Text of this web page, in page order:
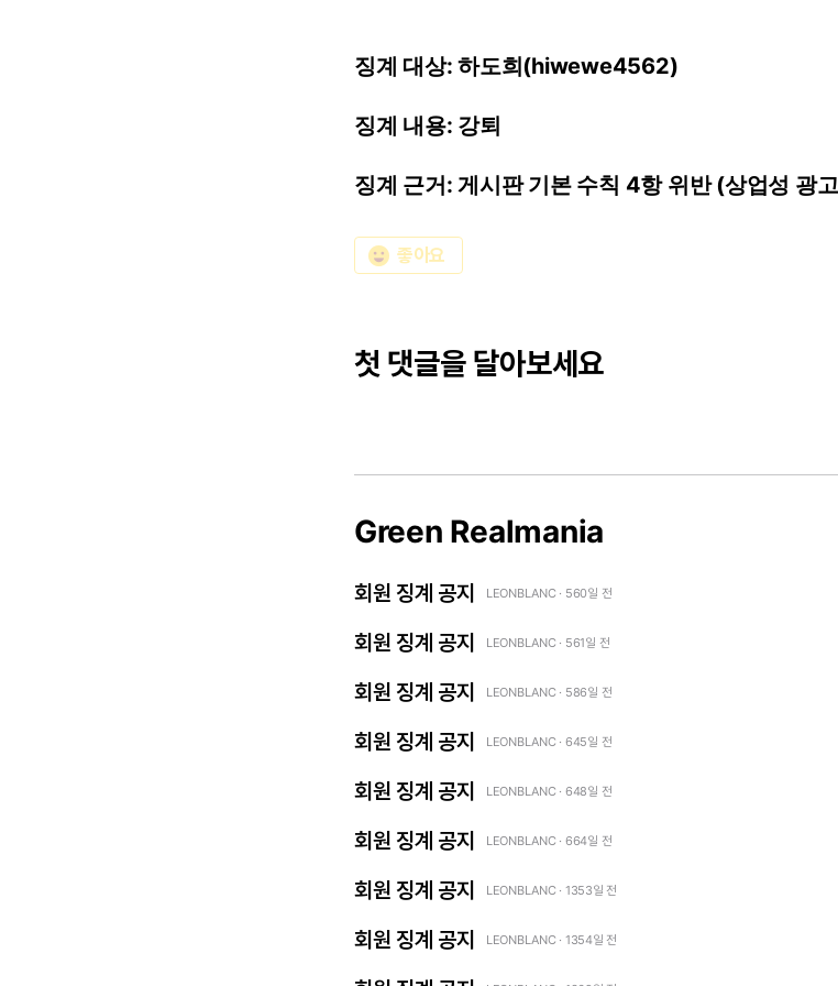
징계 대상: 하도희(hiwewe4562)
징계 내용: 강퇴
징계 근거: 게시판 기본 수칙 4항 위반 (상업성 광고
emoji_emotions 좋아요
첫 댓글을 달아보세요
Green Realmania
회원 징계 공지 LEONBLANC · 560일 전
회원 징계 공지 LEONBLANC · 561일 전
회원 징계 공지 LEONBLANC · 586일 전
회원 징계 공지 LEONBLANC · 645일 전
회원 징계 공지 LEONBLANC · 648일 전
회원 징계 공지 LEONBLANC · 664일 전
회원 징계 공지 LEONBLANC · 1353일 전
회원 징계 공지 LEONBLANC · 1354일 전